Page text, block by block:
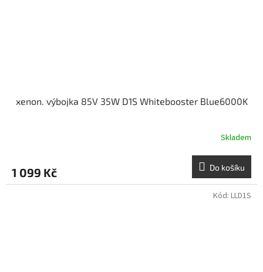
xenon. výbojka 85V 35W D1S Whitebooster Blue6000K
Skladem
1 099 Kč Do košíku
Kód: LLD1S